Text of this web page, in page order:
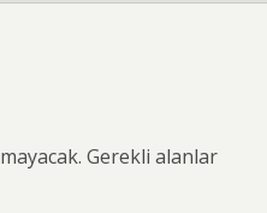
Gerekli alanlar